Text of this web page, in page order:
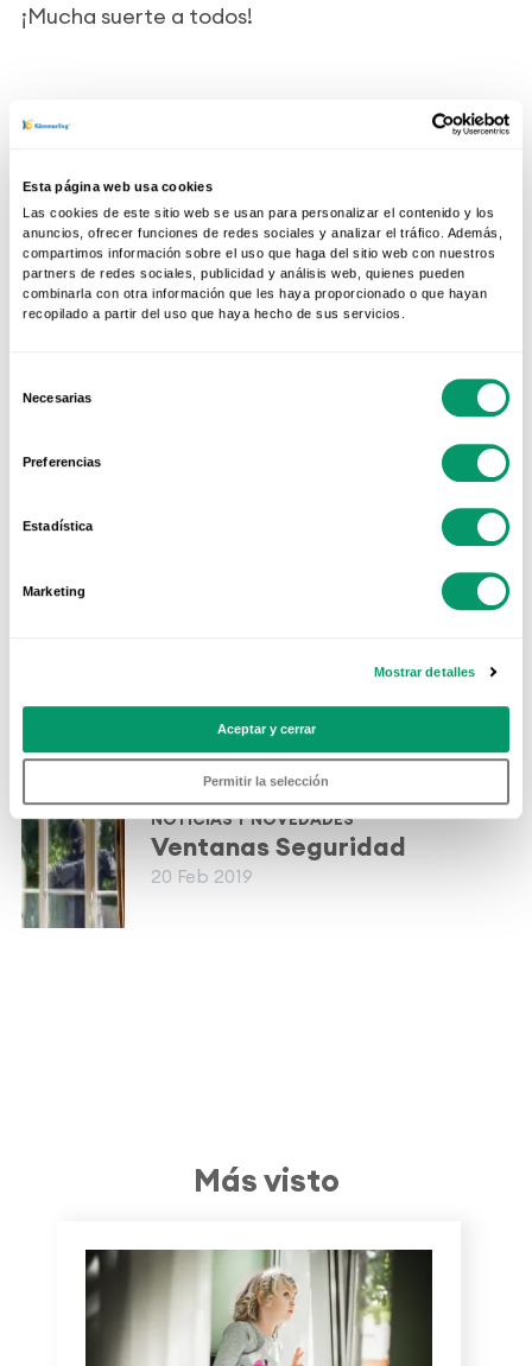
Esta página web usa cookies
Las cookies de este sitio web se usan para personalizar el contenido y los
anuncios, ofrecer funciones de redes sociales y analizar el tráfico. Además,
compartimos información sobre el uso que haga del sitio web con nuestros
partners de redes sociales, publicidad y análisis web, quienes pueden
combinarla con otra información que les haya proporcionado o que hayan
recopilado a partir del uso que haya hecho de sus servicios.
de
Necesarias
Preferencias
Estadística
Marketing
Mostrar detalles
Aceptar y cerrar
Permitir la selección
¡Mucha suerte a todos!
ARTÍCULOS RELACIONADOS
Cómo entretenerse sin salir
Decorar las ventanas en
Navidad
10 Dic 2019
NOTICIAS Y NOVEDADES
Ventanas Seguridad
20 Feb 2019
Más visto